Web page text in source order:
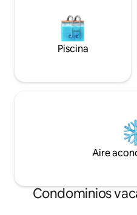
Piscina
Aire
Condominios